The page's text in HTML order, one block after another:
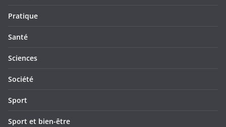
Pratique
Santé
Sciences
Société
Sport
Sport et bien-être